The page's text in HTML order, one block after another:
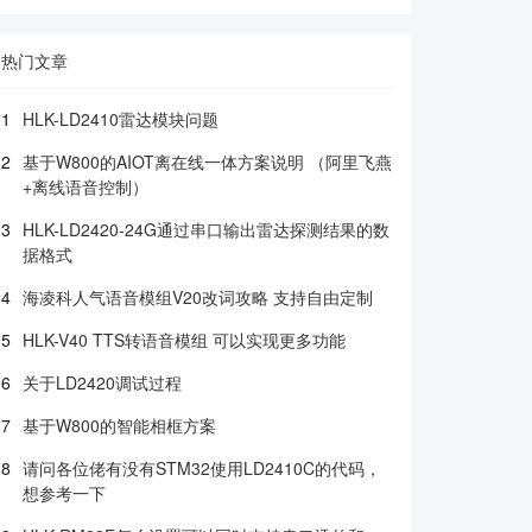
热门文章
1
HLK-LD2410雷达模块问题
2 基于W800的AIOT离在线一体方案说明 （阿里飞燕
+离线语音控制）
3 HLK-LD2420-24G通过串口输出雷达探测结果的数
据格式
4 海凌科人气语音模组V20改词攻略 支持自由定制
5 HLK-V40 TTS转语音模组 可以实现更多功能
6 关于LD2420调试过程
7 基于W800的智能相框方案
8 请问各位佬有没有STM32使用LD2410C的代码，
想参考一下